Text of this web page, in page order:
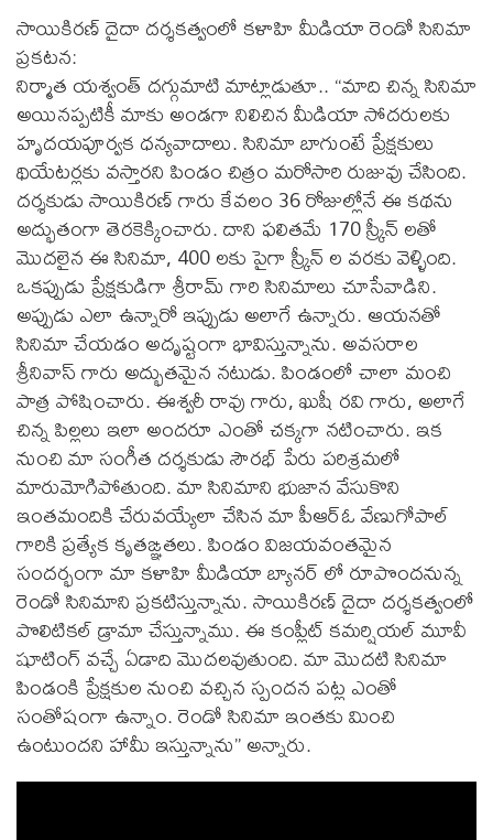
సాయికిరణ్ దైదా దర్శకత్వంలో కళాహి మీడియా రెండో సినిమా
ప్రకటన:
నిర్మాత యశ్వంత్ దగ్గుమాటి మాట్లాడుతూ.. “మాది చిన్న సినిమా
అయినప్పటికీ మాకు అండగా నిలిచిన మీడియా సోదరులకు
హృదయపూర్వక ధన్యవాదాలు. సినిమా బాగుంటే ప్రేక్షకులు
థియేటర్లకు వస్తారని పిండం చిత్రం మరోసారి రుజువు చేసింది.
దర్శకుడు సాయికిరణ్ గారు కేవలం 36 రోజుల్లోనే ఈ కథను
అద్భుతంగా తెరకెక్కించారు. దాని ఫలితమే 170 స్క్రీన్ లతో
మొదలైన ఈ సినిమా, 400 లకు పైగా స్క్రీన్ ల వరకు వెళ్ళింది.
ఒకప్పుడు ప్రేక్షకుడిగా శ్రీరామ్ గారి సినిమాలు చూసేవాడిని.
అప్పుడు ఎలా ఉన్నారో ఇప్పుడు అలాగే ఉన్నారు. ఆయనతో
సినిమా చేయడం అదృష్టంగా భావిస్తున్నాను. అవసరాల
శ్రీనివాస్ గారు అద్భుతమైన నటుడు. పిండంలో చాలా మంచి
పాత్ర పోషించారు. ఈశ్వరీ రావు గారు, ఖుషీ రవి గారు, అలాగే
చిన్న పిల్లలు ఇలా అందరూ ఎంతో చక్కగా నటించారు. ఇక
నుంచి మా సంగీత దర్శకుడు సౌరభ్ పేరు పరిశ్రమలో
మారుమోగిపోతుంది. మా సినిమాని భుజాన వేసుకొని
ఇంతమందికి చేరువయ్యేలా చేసిన మా పీఆర్ఓ వేణుగోపాల్
గారికి ప్రత్యేక కృతఙ్ఞతలు. పిండం విజయవంతమైన
సందర్భంగా మా కళాహి మీడియా బ్యానర్‌ లో రూపొందనున్న
రెండో సినిమాని ప్రకటిస్తున్నాను. సాయికిరణ్ దైదా దర్శకత్వంలో
పొలిటికల్ డ్రామా చేస్తున్నాము. ఈ కంప్లీట్ కమర్షియల్ మూవీ
షూటింగ్ వచ్చే ఏడాది మొదలవుతుంది. మా మొదటి సినిమా
పిండంకి ప్రేక్షకుల నుంచి వచ్చిన స్పందన పట్ల ఎంతో
సంతోషంగా ఉన్నాం. రెండో సినిమా ఇంతకు మించి
ఉంటుందని హామీ ఇస్తున్నాను” అన్నారు.